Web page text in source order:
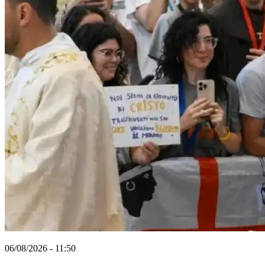
06/08/2026 - 11:50